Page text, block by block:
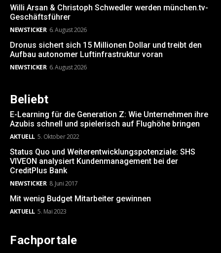
Willi Arsan & Christoph Schwedler werden münchen.tv-
Geschäftsführer
NEWSTICKER 6. August 2026
Dronus sichert sich 15 Millionen Dollar und treibt den
Aufbau autonomer Luftinfrastruktur voran
NEWSTICKER 6. August 2026
Beliebt
E-Learning für die Generation Z: Wie Unternehmen ihre
Azubis schnell und spielerisch auf Flughöhe bringen
AKTUELL 5. Oktober 2022
Status Quo und Weiterentwicklungspotenziale: SHS
VIVEON analysiert Kundenmanagement bei der
CreditPlus Bank
NEWSTICKER 8. Juni 2017
Mit wenig Budget Mitarbeiter gewinnen
AKTUELL 5. Mai 2023
Fachportale